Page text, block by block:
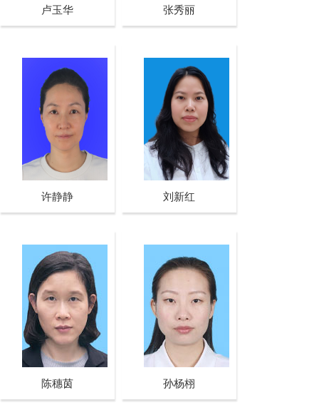
卢玉华 张秀丽
许静静 刘新红
陈穗茵 孙杨栩